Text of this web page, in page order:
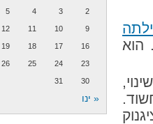
הוא
2
3
4
5
9
10
11
12
16
17
18
19
23
24
25
26
30
31
« ינו